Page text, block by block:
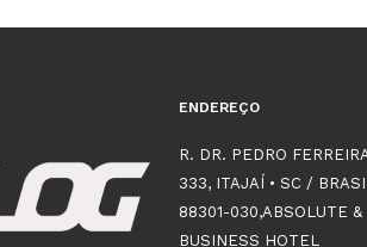
ENDEREÇO
R. DR. PEDRO
333, ITAJAÍ • SC /
88301-030,ABSOLUTE &
BUSINESS HOTEL